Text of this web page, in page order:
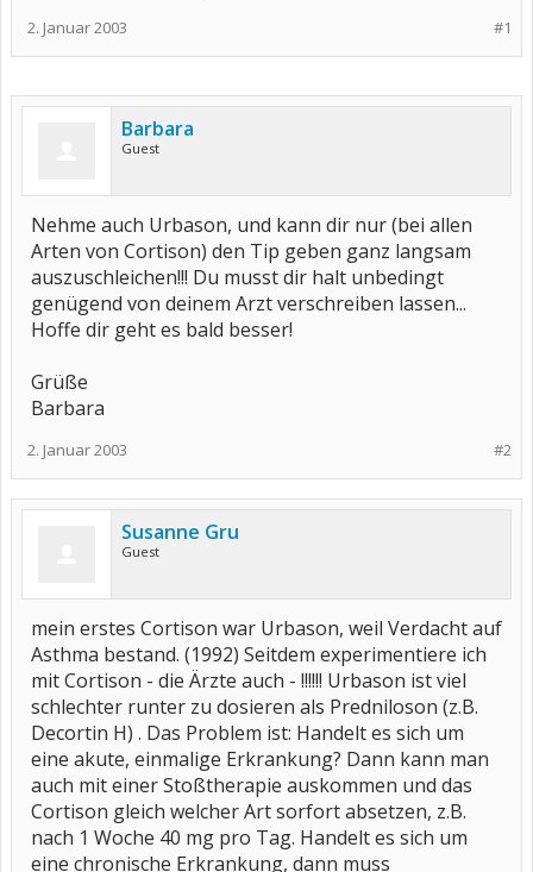
#1
2. Januar 2003
Barbara
Guest
Nehme auch Urbason, und kann dir nur (bei allen
Arten von Cortison) den Tip geben ganz langsam
auszuschleichen!!! Du musst dir halt unbedingt
genügend von deinem Arzt verschreiben lassen...
Hoffe dir geht es bald besser!
Grüße
Barbara
#2
2. Januar 2003
Susanne Gru
Guest
mein erstes Cortison war Urbason, weil Verdacht auf
Asthma bestand. (1992) Seitdem experimentiere ich
mit Cortison - die Ärzte auch - !!!!!! Urbason ist viel
schlechter runter zu dosieren als Predniloson (z.B.
Decortin H) . Das Problem ist: Handelt es sich um
eine akute, einmalige Erkrankung? Dann kann man
auch mit einer Stoßtherapie auskommen und das
Cortison gleich welcher Art sorfort absetzen, z.B.
nach 1 Woche 40 mg pro Tag. Handelt es sich um
eine chronische Erkrankung, dann muss